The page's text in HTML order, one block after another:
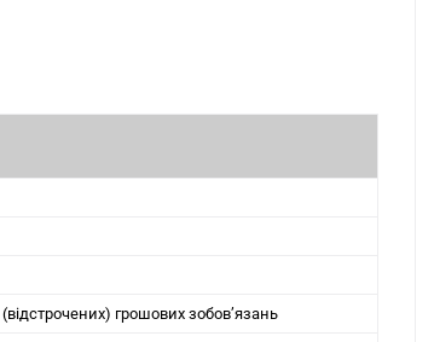
грошових зобов’язань